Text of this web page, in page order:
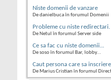
Niste domenii de vanzare
De danielbuca în forumul Domenii
Probleme cu niste redirectari.
De Netul în forumul Server side
Ce sa fac cu niste domenii...
De soso în forumul Bar, lobby...
Caut persona care sa
De Marius Cristian în forumul